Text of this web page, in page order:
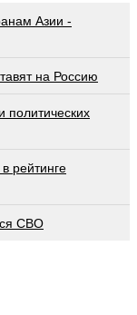
Азии -
на Россию
политических
рейтинге
СВО